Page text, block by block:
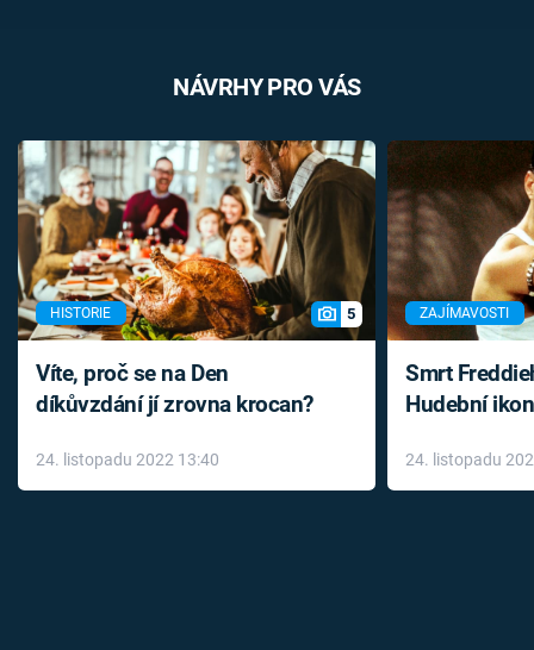
NÁVRHY PRO VÁS
HISTORIE 5
Víte, proč se na Den
díkůvzdání jí zrovna krocan?
24. listopadu 2022 13:40
ZAJÍMAVOSTI
Smrt
Hudební
léky
24. listopadu